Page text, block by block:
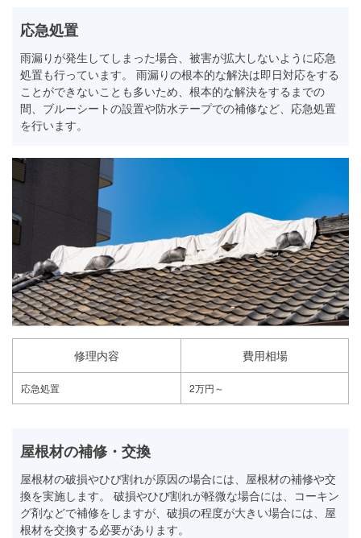
応急処置
雨漏りが発生してしまった場合、被害が拡大しないように応急
処置も行っています。 雨漏りの根本的な解決は即日対応をする
ことができないことも多いため、根本的な解決をするまでの
間、ブルーシートの設置や防水テープでの補修など、応急処置
を行います。
修理内容 費用相場
応急処置 2万円～
屋根材の補修・交換
屋根材の破損やひび割れが原因の場合には、屋根材の補修や交
換を実施します。 破損やひび割れが軽微な場合には、コーキン
グ剤などで補修をしますが、破損の程度が大きい場合には、屋
根材を交換する必要があります。